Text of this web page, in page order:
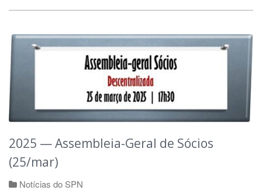
2025 — Assembleia-Geral de Sócios
(25/mar)
Notícias do SPN